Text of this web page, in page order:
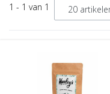
1 - 1 van 1